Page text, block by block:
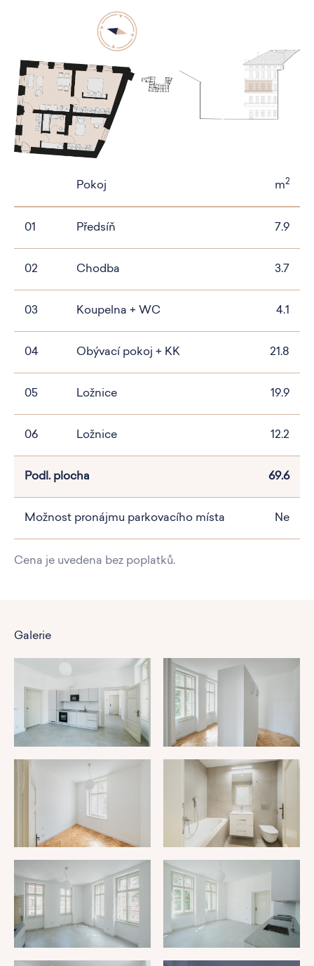
Pokoj m2
01 Předsíň 7.9
02 Chodba 3.7
03 Koupelna + WC 4.1
04 Obývací pokoj + KK 21.8
05 Ložnice 19.9
06 Ložnice 12.2
Podl. plocha 69.6
Možnost pronájmu parkovacího místa Ne
Cena je uvedena bez poplatků.
Galerie